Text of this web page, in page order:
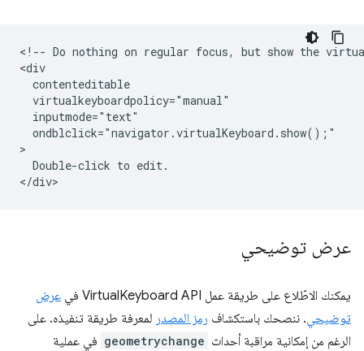
<!-- Do nothing on regular focus, but show the
<div
  contenteditable
  virtualkeyboardpolicy="manual"
  inputmode="text"
  ondblclick="navigator.virtualKeyboard.show();"
>
  Double-click to edit.
عرض توضيحي
يمكنك الاطّلاع على طريقة عمل VirtualKeyboard API في
عرض
توضيحي. ننصحك باستكشاف رمز المصدر لمعرفة طريقة تنفيذه. على
الرغم من إمكانية مراقبة أحداث geometrychange في عملية